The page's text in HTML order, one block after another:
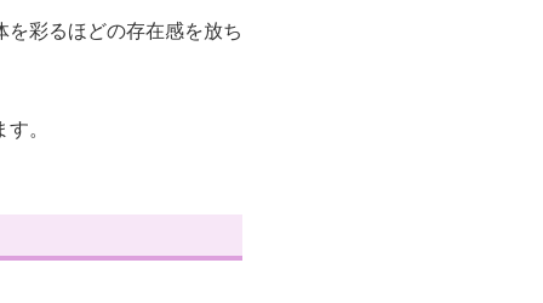
彩るほどの存在感を放ち
。